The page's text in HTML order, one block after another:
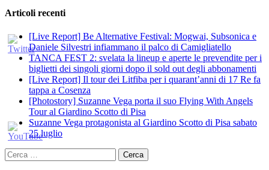
Articoli recenti
[Live Report] Be Alternative Festival: Mogwai, Subsonica e
Daniele Silvestri infiammano il palco di Camigliatello
TANCA FEST 2: svelata la lineup e aperte le prevendite per i
biglietti dei singoli giorni dopo il sold out degli abbonamenti
[Live Report] Il tour dei Litfiba per i quarant’anni di 17 Re fa
tappa a Cosenza
[Photostory] Suzanne Vega porta il suo Flying With Angels
Tour al Giardino Scotto di Pisa
Suzanne Vega protagonista al Giardino Scotto di Pisa sabato
25 luglio
Ricerca
per: